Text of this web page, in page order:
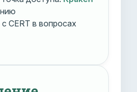
CERT в вопросах